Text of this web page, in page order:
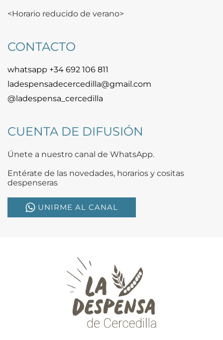
<Horario reducido de verano>
CONTACTO
whatsapp +34 692 106 811
ladespensadecercedilla@gmail.com
@ladespensa_cercedilla
CUENTA DE DIFUSIÓN
Únete a nuestro canal de WhatsApp.
Entérate de las novedades, horarios y cositas
despenseras
UNIRME AL CANAL